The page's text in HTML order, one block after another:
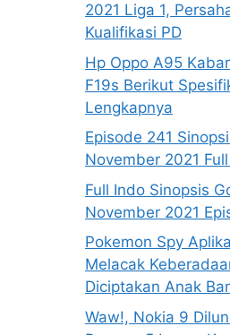
2021 Liga 1,
Kualifikasi PD
Hp Oppo A95
F19s Berikut
Lengkapnya
Episode 241
November 2021
Full Indo Sinopsis
November 2021
Pokemon Spy
Melacak
Diciptakan Anak
Waw!, Nokia 9